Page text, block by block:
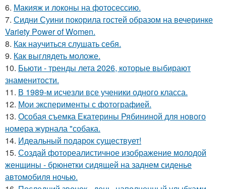
6. Макияж и локоны на фотосессию.
7. Сидни Суини покорила гостей образом на вечеринке
Variety Power of Women.
8. Как научиться слушать себя.
9. Как выглядеть моложе.
10. Бьюти - тренды лета 2026, которые выбирают
знаменитости.
11. В 1989-м исчезли все ученики одного класса.
12. Мои эксперименты с фотографией.
13. Особая съемка Екатерины Рябининой для нового
номера журнала "собака.
14. Идеальный подарок существует!
15. Создай фотореалистичное изображение молодой
женщины - брюнетки сидящей на заднем сиденье
автомобиля ночью.